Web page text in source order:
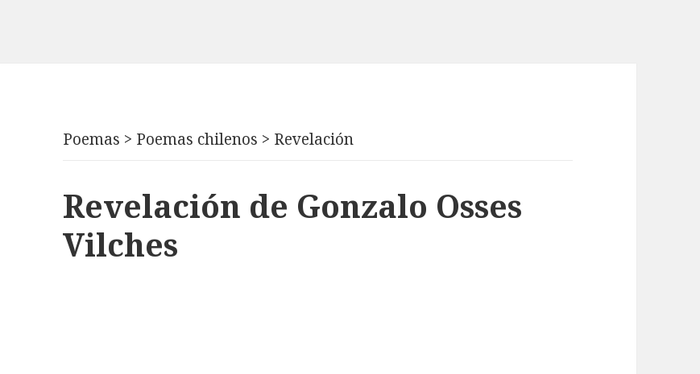
Poemas > Poemas chilenos > Revelación
Revelación de Gonzalo Osses
Vilches